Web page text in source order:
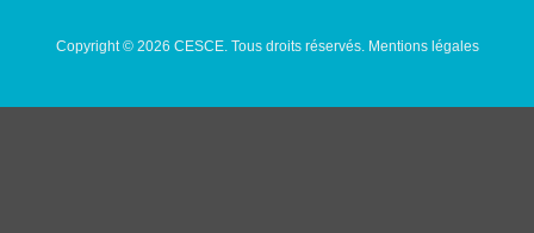
Copyright © 2026 CESCE. Tous droits réservés. Mentions légales